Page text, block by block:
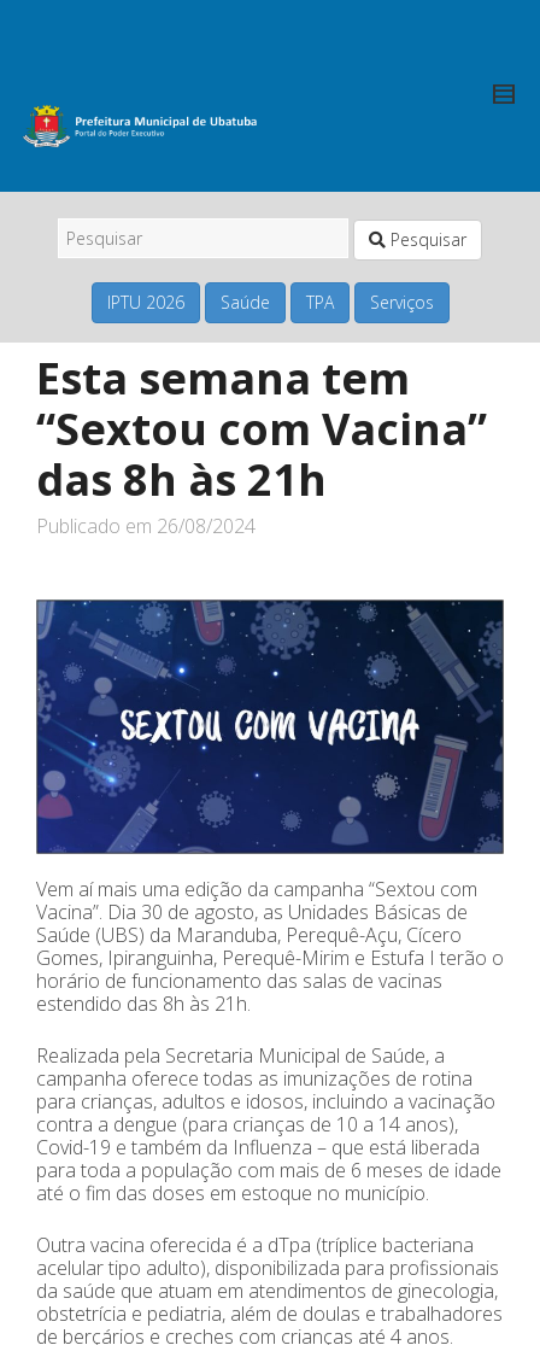
Pesquisar
IPTU 2026 Saúde TPA Serviços
Esta semana tem
“Sextou com Vacina”
das 8h às 21h
Publicado em 26/08/2024
Vem aí mais uma edição da campanha “Sextou com
Vacina”. Dia 30 de agosto, as Unidades Básicas de
Saúde (UBS) da Maranduba, Perequê-Açu, Cícero
Gomes, Ipiranguinha, Perequê-Mirim e Estufa I terão o
horário de funcionamento das salas de vacinas
estendido das 8h às 21h.
Realizada pela Secretaria Municipal de Saúde, a
campanha oferece todas as imunizações de rotina
para crianças, adultos e idosos, incluindo a vacinação
contra a dengue (para crianças de 10 a 14 anos),
Covid-19 e também da Influenza – que está liberada
para toda a população com mais de 6 meses de idade
até o fim das doses em estoque no município.
Outra vacina oferecida é a dTpa (tríplice bacteriana
acelular tipo adulto), disponibilizada para profissionais
da saúde que atuam em atendimentos de ginecologia,
obstetrícia e pediatria, além de doulas e trabalhadores
de berçários e creches com crianças até 4 anos.